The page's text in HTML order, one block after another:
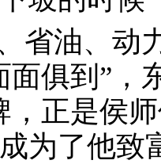
省油、
面俱到”，
，正是侯
为了他致